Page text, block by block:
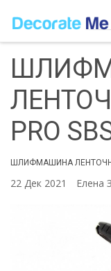
PRO
ШЛИФМАШИНА
22 Дек 2021 Елена